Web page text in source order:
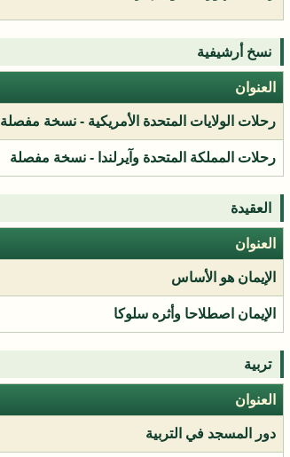
نسخ أرشيفية
العنوان
رحلات الولايات المتحدة الأمريكية - نسخة مفصلة
رحلات المملكة المتحدة وآيرلندا - نسخة مفصلة
العقيدة
العنوان
الإيمان هو الأساس
الإيمان اصطلاحا وأثره سلوكا
تربية
العنوان
دور المسجد في التربية